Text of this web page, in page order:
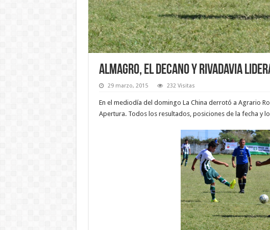
Almagro, el Decano y Rivadavia
29 marzo, 2015 232 Visitas
En el mediodía del domingo La China derrotó a Agrario
Apertura. Todos los resultados, posiciones de la fecha y